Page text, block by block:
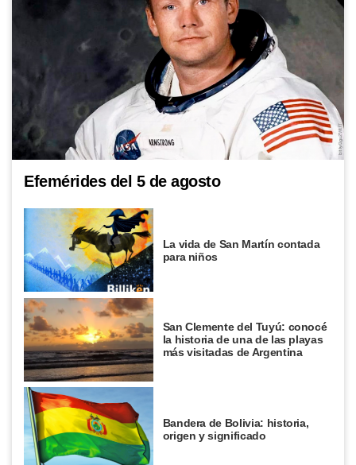
Efemérides del 5 de agosto
La vida de San Martín contada
para niños
San Clemente del Tuyú: conocé
la historia de una de las playas
más visitadas de Argentina
Bandera de Bolivia: historia,
origen y significado